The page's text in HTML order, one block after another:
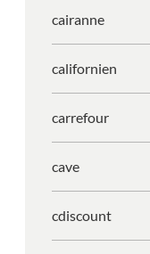
cairanne
californien
carrefour
cave
cdiscount